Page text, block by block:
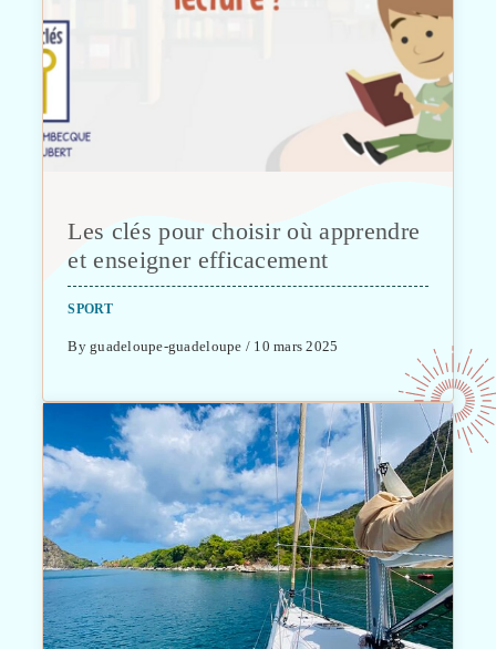
Les clés pour choisir où apprendre
et enseigner efficacement
SPORT
By guadeloupe-guadeloupe / 10 mars 2025